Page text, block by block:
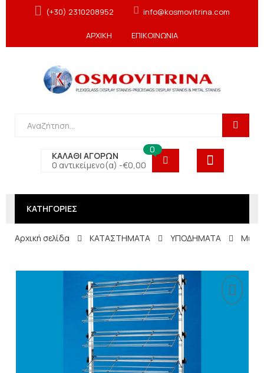
(+30) 2310208952 info@kosmovitrina.com
ΑΡΧΙΚΗ ΕΠΙΚΟΙΝΩΝΙΑ
ΚΑΛΑΘΙ ΑΓΟΡΩΝ
0 αντικείμενο(α) -€0,00
0
ΚΑΤΗΓΟΡΙΕΣ
Αρχική σελίδα ΚΑΤΑΣΤΗΜΑΤΑ ΥΠΟΔΗΜΑΤΑ